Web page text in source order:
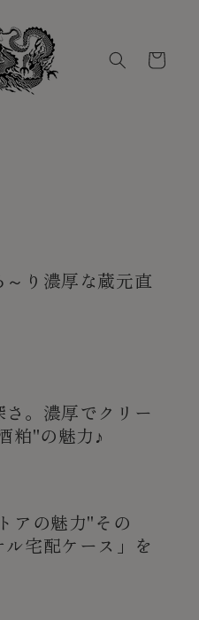
ー
り濃厚な蔵元直
。濃厚でクリー
粕"の魅力♪
アの魅力"その
宅配ケース」を